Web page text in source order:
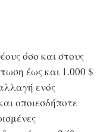
όσο και στους
έως και 1.000 $
ενός
οποιεσδήποτε